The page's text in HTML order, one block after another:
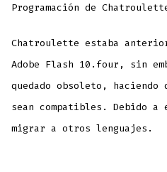
Programación de
Chatroulette estaba
Adobe Flash 10.four, sin
quedado obsoleto, haciendo
sean compatibles. Debido
migrar a otros lenguajes.